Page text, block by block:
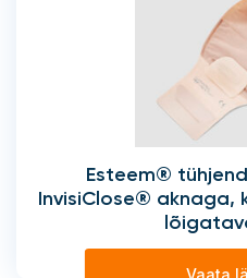
Esteem®
InvisiClose® aknaga,
Vaata